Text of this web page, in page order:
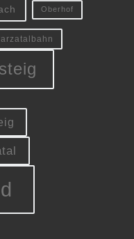
Oberhof